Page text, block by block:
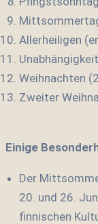
Allerheiligen
Weihnachten
Zweiter
Einige
Der
20. und 26.
finnischen